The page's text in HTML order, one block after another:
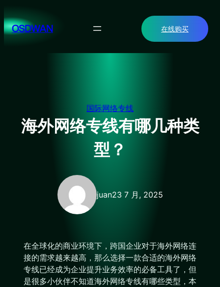
至
内OSDWAN 在线购买
国际网络专线
海外网络专线有哪几种类
型？
juan23 7 月, 2025
在全球化的商业环境下，跨国企业对于海外网络连
接的需求越来越高，那么选择一款合适的海外网络
专线已经成为企业提升业务效率的必备工具了，但
是很多小伙伴不知道海外网络专线有哪些类型，本